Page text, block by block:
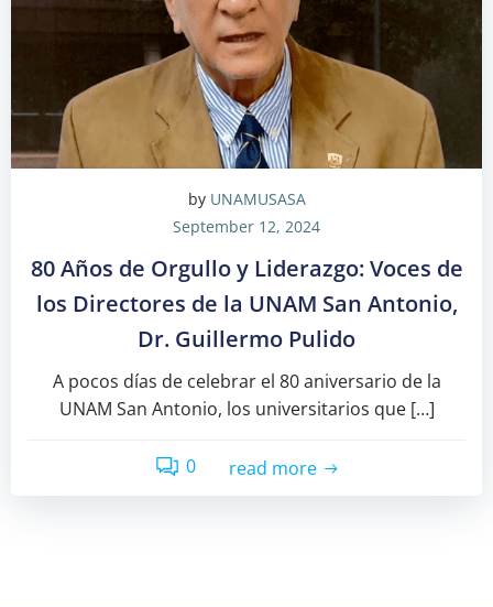
by UNAMUSASA
September 12, 2024
80 Años de Orgullo y Liderazgo: Voces de
los Directores de la UNAM San Antonio,
Dr. Guillermo Pulido
A pocos días de celebrar el 80 aniversario de la
UNAM San Antonio, los universitarios que […]
0 read more